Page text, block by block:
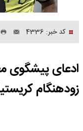
کد خبر: 4336
ادعای پیشگوی
زودهنگام